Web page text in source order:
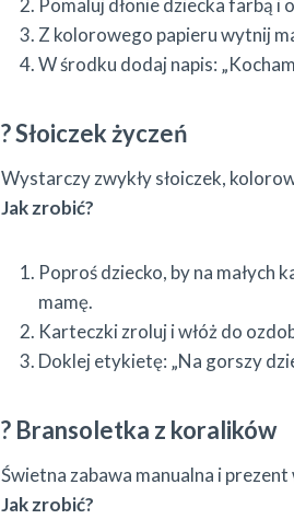
Pomaluj dłonie dziecka farbą i
Z kolorowego papieru wytnij
W środku dodaj napis:
? Słoiczek życzeń
Wystarczy zwykły słoiczek,
Jak zrobić?
Poproś dziecko, by na małych
mamę.
Karteczki zroluj i włóż do
Doklej etykietę: „Na gorszy
? Bransoletka z koralików
Świetna zabawa manualna i prezent
Jak zrobić?